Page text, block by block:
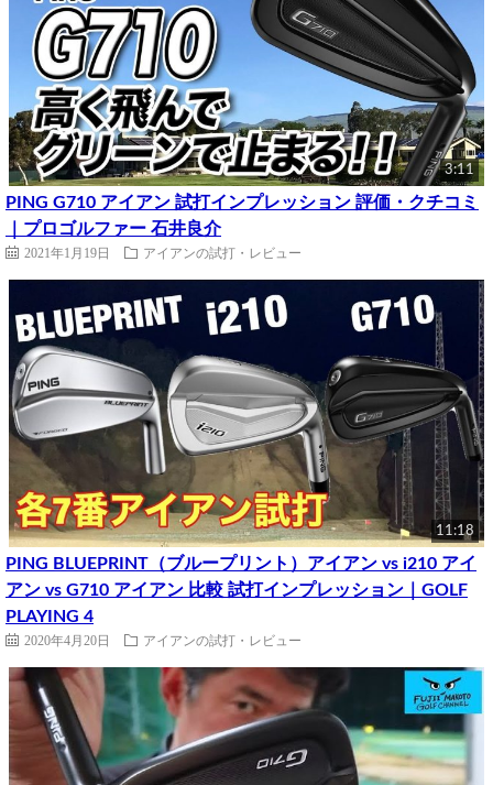
3:11
PING G710 アイアン 試打インプレッション 評価・クチコミ
｜プロゴルファー 石井良介
2021年1月19日 アイアンの試打・レビュー
11:18
PING BLUEPRINT（ブループリント）アイアン vs i210 アイ
アン vs G710 アイアン 比較 試打インプレッション｜GOLF
PLAYING 4
2020年4月20日 アイアンの試打・レビュー